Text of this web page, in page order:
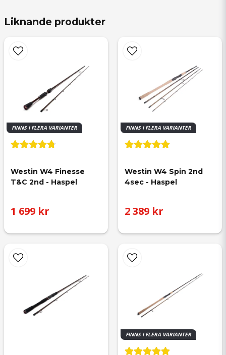
kastlängd och framförallt underbart att drilla fisk
på det 😀
Liknande produkter
FINNS I FLERA VARIANTER
Westin W4 Finesse
T&C 2nd - Haspel
1 699 kr
FINNS I FLERA VARIANTER
Westin W4 Spin 2nd
4sec - Haspel
2 389 kr
FINNS I FLERA VARIANTER